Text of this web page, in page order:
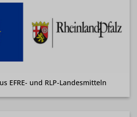
EFRE- und RLP-Landesmitteln